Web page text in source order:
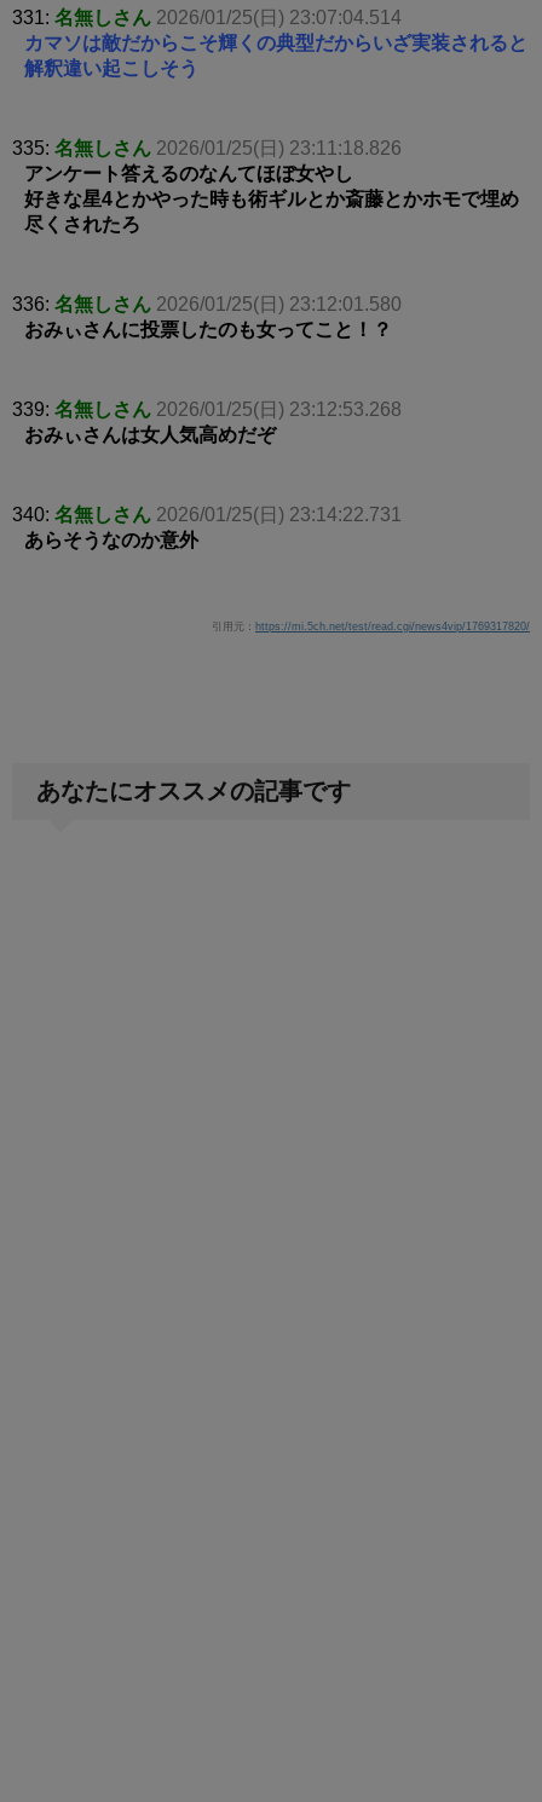
331: 名無しさん 2026/01/25(日) 23:07:04.514
カマソは敵だからこそ輝くの典型だからいざ実装されると
解釈違い起こしそう
335: 名無しさん 2026/01/25(日) 23:11:18.826
アンケート答えるのなんてほぼ女やし
好きな星4とかやった時も術ギルとか斎藤とかホモで埋め
尽くされたろ
336: 名無しさん 2026/01/25(日) 23:12:01.580
おみぃさんに投票したのも女ってこと！？
339: 名無しさん 2026/01/25(日) 23:12:53.268
おみぃさんは女人気高めだぞ
340: 名無しさん 2026/01/25(日) 23:14:22.731
あらそうなのか意外
引用元： https://mi.5ch.net/test/read.cgi/news4vip/1769317820/
あなたにオススメの記事です